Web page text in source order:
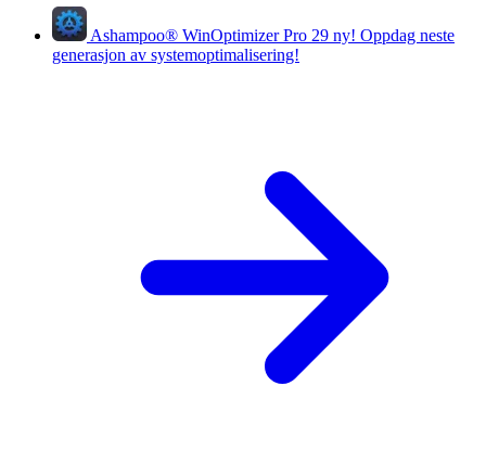
Ashampoo® WinOptimizer Pro 29 ny! Oppdag neste
generasjon av systemoptimalisering!